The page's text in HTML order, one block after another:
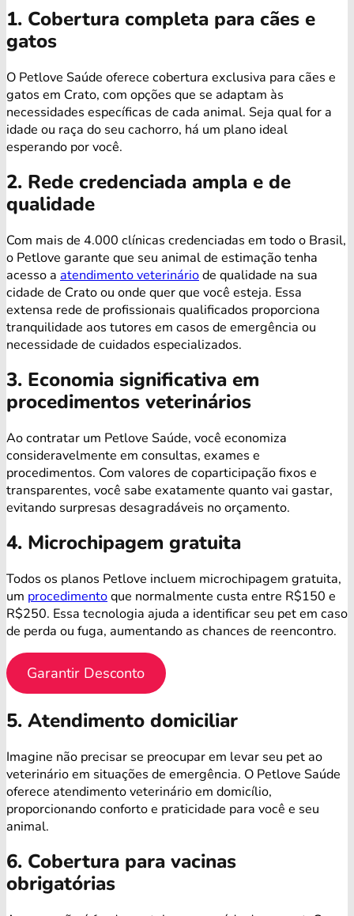
1. Cobertura completa para cães e
gatos
O Petlove Saúde oferece cobertura exclusiva para cães e
gatos em Crato, com opções que se adaptam às
necessidades específicas de cada animal. Seja qual for a
idade ou raça do seu cachorro, há um plano ideal
esperando por você.
2. Rede credenciada ampla e de
qualidade
Com mais de 4.000 clínicas credenciadas em todo o Brasil,
o Petlove garante que seu animal de estimação tenha
acesso a atendimento veterináriode qualidade na sua
cidade de Crato ou onde quer que você esteja. Essa
extensa rede de profissionais qualificados proporciona
tranquilidade aos tutores em casos de emergência ou
necessidade de cuidados especializados.
3. Economia significativa em
procedimentos veterinários
Ao contratar um Petlove Saúde, você economiza
consideravelmente em consultas, exames e
procedimentos. Com valores de coparticipação fixos e
transparentes, você sabe exatamente quanto vai gastar,
evitando surpresas desagradáveis no orçamento.
4. Microchipagem gratuita
Todos os planos Petlove incluem microchipagem gratuita,
um procedimentoque normalmente custa entre R$150 e
R$250. Essa tecnologia ajuda a identificar seu pet em caso
de perda ou fuga, aumentando as chances de reencontro.
Garantir Desconto
5. Atendimento domiciliar
Imagine não precisar se preocupar em levar seu pet ao
veterinário em situações de emergência. O Petlove Saúde
oferece atendimento veterinário em domicílio,
proporcionando conforto e praticidade para você e seu
animal.
6. Cobertura para vacinas
obrigatórias